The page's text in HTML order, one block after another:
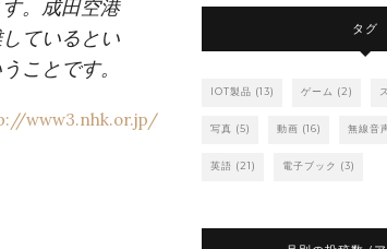
。成田空港
ているとい
ことです。
www3.nhk.or.jp/
タグ
IOT製品 (13) ゲーム (2)
写真 (5) 動画 (16) 無線音
英語 (21) 電子ブック (3)